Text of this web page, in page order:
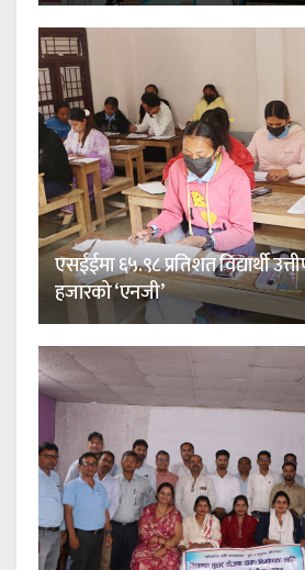
एसईईमा ६५.९८ प्रतिशत विद्यार्थी
हजारको ‘एनजी’